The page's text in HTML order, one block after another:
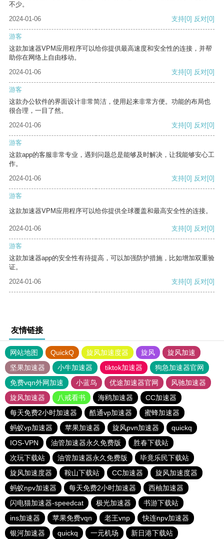
不少。
2024-01-06
支持[0] 反对[0]
游客
这款加速器VPM应用程序可以给你提供最高速度和安全性的连接，并帮
助你在网络上自由移动。
2024-01-06
支持[0] 反对[0]
游客
这款办公软件的界面设计非常简洁，使用起来非常方便。功能的布局也
很合理，一目了然。
2024-01-06
支持[0] 反对[0]
游客
这款app的客服非常专业，遇到问题总是能够及时解决，让我能够安心工
作。
2024-01-06
支持[0] 反对[0]
游客
这款加速器VPM应用程序可以给你提供全球覆盖和最高安全性的连接。
2024-01-06 支持[0] 反对[0]
游客
这款加速器app的安全性有待提高，可以加强防护措施，比如增加双重验
证。
2024-01-06
支持[0] 反对[0]
友情链接
网站地图 QuickQ 旋风加速度器 旋风
旋风加速
坚果加速器
小牛加速器 tiktok加速器
狗急加速器官网
免费vqn外网加速
小蓝鸟 优途加速器官网
风驰加速器
旋风加速器
八戒看书 海鸥加速器
CC加速器
每天免费2小时加速器
酷通vp加速器
蜜蜂加速器
蚂蚁vp加速器
苹果加速器 旋风pvn加速器
quickq
IOS-VPN
油管加速器永久免费版
胜春下载站
次玩下载站
油管加速器永久免费版
毕竟乐民下载站
旋风加速度器
鞍山下载站 CC加速器
旋风加速度器
蚂蚁npv加速器
每天免费2小时加速器
西柚加速器
闪电猫加速器-speedcat
极光加速器
书游下载站
ins加速器
苹果免费vqn 老王vnp
快连npv加速器
银河加速器
quickq 一元机场 新日港下载站